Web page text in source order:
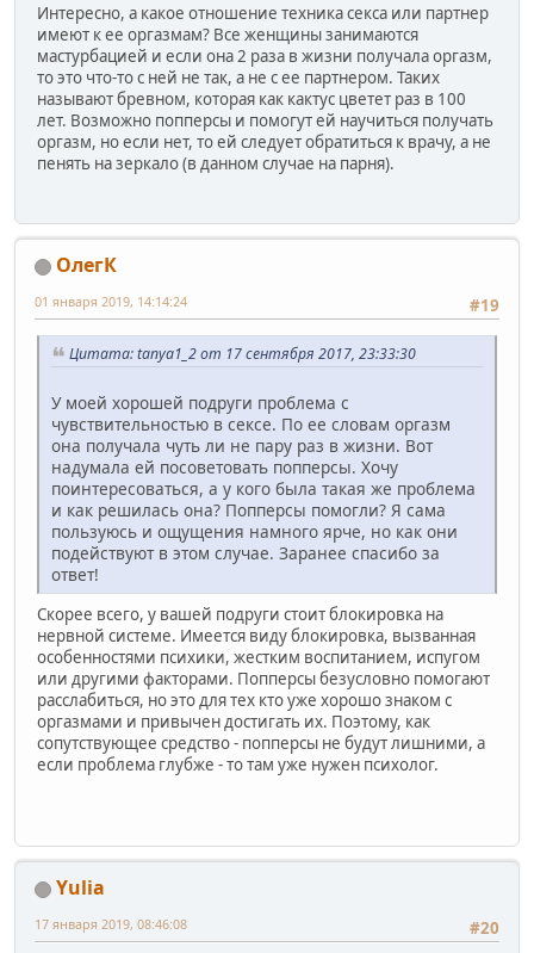
Интересно, а какое отношение техника секса или партнер
имеют к ее оргазмам? Все женщины занимаются
мастурбацией и если она 2 раза в жизни получала оргазм,
то это что-то с ней не так, а не с ее партнером. Таких
называют бревном, которая как кактус цветет раз в 100
лет. Возможно попперсы и помогут ей научиться получать
оргазм, но если нет, то ей следует обратиться к врачу, а не
пенять на зеркало (в данном случае на парня).
ОлегК
#19
01 января 2019, 14:14:24
Цитата: tanya1_2 от 17 сентября 2017, 23:33:30
У моей хорошей подруги проблема с
чувствительностью в сексе. По ее словам оргазм
она получала чуть ли не пару раз в жизни. Вот
надумала ей посоветовать попперсы. Хочу
поинтересоваться, а у кого была такая же проблема
и как решилась она? Попперсы помогли? Я сама
пользуюсь и ощущения намного ярче, но как они
подействуют в этом случае. Заранее спасибо за
ответ!
Скорее всего, у вашей подруги стоит блокировка на
нервной системе. Имеется виду блокировка, вызванная
особенностями психики, жестким воспитанием, испугом
или другими факторами. Попперсы безусловно помогают
расслабиться, но это для тех кто уже хорошо знаком с
оргазмами и привычен достигать их. Поэтому, как
сопутствующее средство - попперсы не будут лишними, а
если проблема глубже - то там уже нужен психолог.
Yulia
#20
17 января 2019, 08:46:08